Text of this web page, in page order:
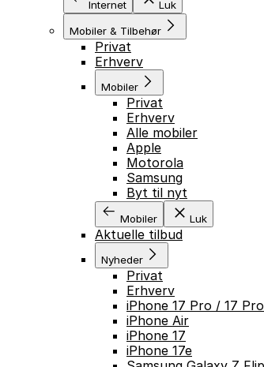
Internet Luk
Mobiler & Tilbehør
Privat
Erhverv
Mobiler
Privat
Erhverv
Alle mobiler
Apple
Motorola
Samsung
Byt til nyt
Mobiler Luk
Aktuelle tilbud
Nyheder
Privat
Erhverv
iPhone 17 Pro / 17
iPhone Air
iPhone 17
iPhone 17e